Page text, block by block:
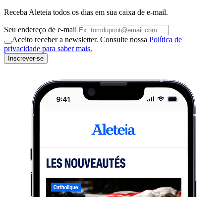
Receba Aleteia todos os dias em sua caixa de e-mail.
Seu endereço de e-mail
Aceito receber a newsletter. Consulte nossa Política de
privacidade para saber mais.
Inscrever-se